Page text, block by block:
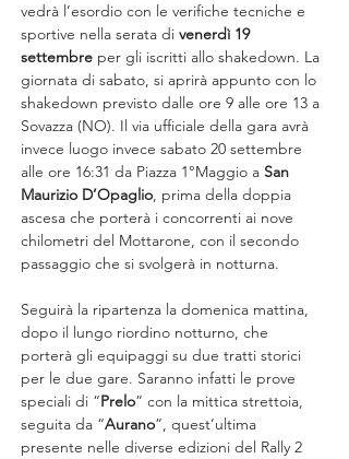
vedrà l’esordio con le verifiche tecniche e
sportive nella serata di venerdì 19
settembre per gli iscritti allo shakedown. La
giornata di sabato, si aprirà appunto con lo
shakedown previsto dalle ore 9 alle ore 13 a
Sovazza (NO). Il via ufficiale della gara avrà
invece luogo invece sabato 20 settembre
alle ore 16:31 da Piazza 1°Maggio a San
Maurizio D’Opaglio, prima della doppia
ascesa che porterà i concorrenti ai nove
chilometri del Mottarone, con il secondo
passaggio che si svolgerà in notturna.
Seguirà la ripartenza la domenica mattina,
dopo il lungo riordino notturno, che
porterà gli equipaggi su due tratti storici
per le due gare. Saranno infatti le prove
speciali di “Prelo” con la mittica strettoia,
seguita da “Aurano”, quest’ultima
presente nelle diverse edizioni del Rally 2